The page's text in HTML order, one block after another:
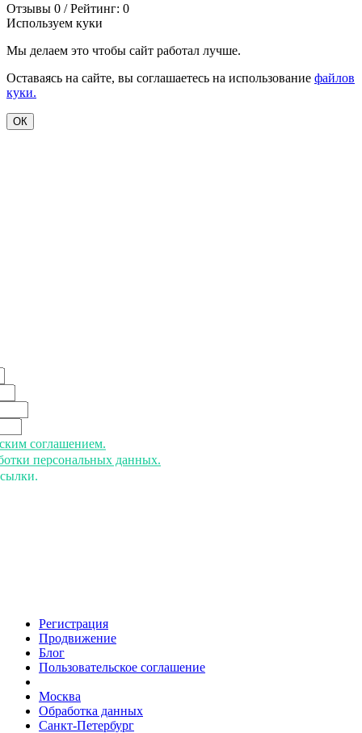
Отзывы 0 / Рейтинг: 0
Используем куки
Мы делаем это чтобы сайт работал лучше.
Оставаясь на сайте, вы соглашаетесь на использование файлов
куки.
ОК
соглашением.
персональных данных.
Регистрация
Продвижение
Блог
Пользовательское соглашение
Москва
Обработка данных
Санкт-Петербург